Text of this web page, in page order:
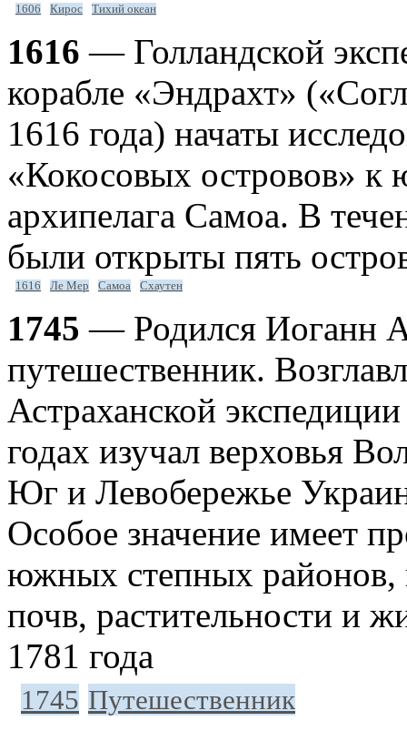
1606 Кирос Тихий океан
1616 — Голландской
корабле «Эндрахт»
1616 года) начаты
«Кокосовых островов» к
архипелага Самоа. В
были открыты пять
1616 Ле Мер Самоа Схаутен
1745 — Родился Иоганн
путешественник.
Астраханской
годах изучал верховья
Юг и Левобережье
Особое значение имеет
южных степных районов,
почв, растительности и
1781 года
1745 Путешественник